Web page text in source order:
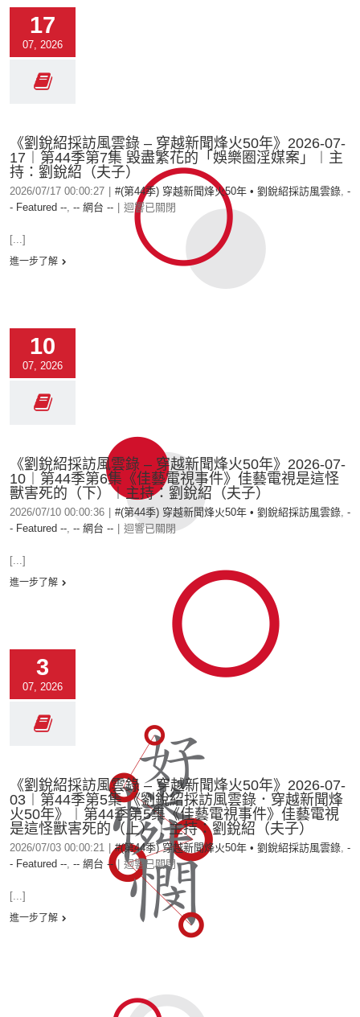
17
07, 2026
《劉銳紹採訪風雲錄 – 穿越新聞烽火50年》2026-07-
17︱第44季第7集 毀盡繁花的「娛樂圈淫媒案」︱主
持：劉銳紹（夫子）
2026/07/17 00:00:27 #(第44季) 穿越新聞烽火50年 • 劉銳紹採訪風雲錄, -
- Featured --, -- 網台 -- 迴響已關閉
[...]
進一步了解
10
07, 2026
《劉銳紹採訪風雲錄 – 穿越新聞烽火50年》2026-07-
10︱第44季第6集《佳藝電視事件》佳藝電視是這怪
獸害死的（下）︱主持：劉銳紹（夫子）
2026/07/10 00:00:36 #(第44季) 穿越新聞烽火50年 • 劉銳紹採訪風雲錄, -
- Featured --, -- 網台 -- 迴響已關閉
[...]
進一步了解
3
07, 2026
《劉銳紹採訪風雲錄 – 穿越新聞烽火50年》2026-07-
03︱第44季第5集 《劉銳紹採訪風雲錄．穿越新聞烽
火50年》︱第44季第5集《佳藝電視事件》佳藝電視
是這怪獸害死的（上）︱主持：劉銳紹（夫子）
2026/07/03 00:00:21 #(第44季) 穿越新聞烽火50年 • 劉銳紹採訪風雲錄, -
- Featured --, -- 網台 -- 迴響已關閉
[...]
進一步了解